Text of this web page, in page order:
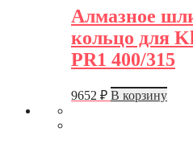
Алмазное
кольцо для
PR1 400/315
9652 ₽ В корзину